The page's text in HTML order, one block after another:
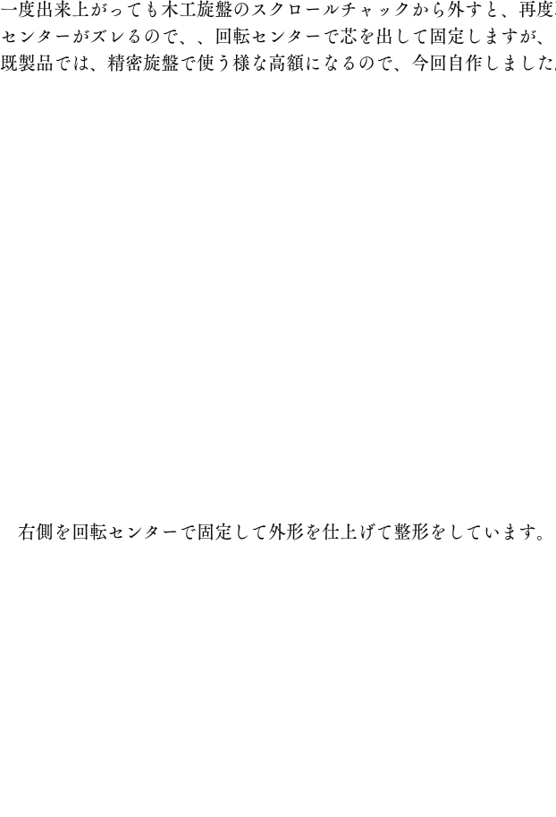
一度出来上がっても木工旋盤のスクロールチャックから外すと、再
センターがズレるので、、回転センターで芯を出して固定しますが、
既製品では、精密旋盤で使う様な高額になるので、今回自作しまし
右側を回転センターで固定して外形を仕上げて整形をしています。